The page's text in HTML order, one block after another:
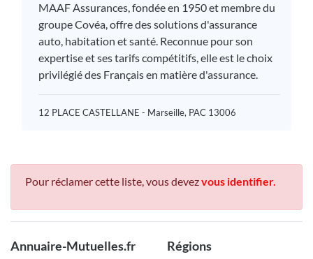
MAAF Assurances, fondée en 1950 et membre du
groupe Covéa, offre des solutions d'assurance
auto, habitation et santé. Reconnue pour son
expertise et ses tarifs compétitifs, elle est le choix
privilégié des Français en matière d'assurance.
12 PLACE CASTELLANE - Marseille, PAC 13006
Pour réclamer cette liste, vous devezvous identifier.
Annuaire-Mutuelles.fr Régions